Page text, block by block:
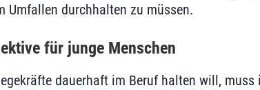
Umfallen durchhalten zu müssen.
für junge Menschen
dauerhaft im Beruf halten will,